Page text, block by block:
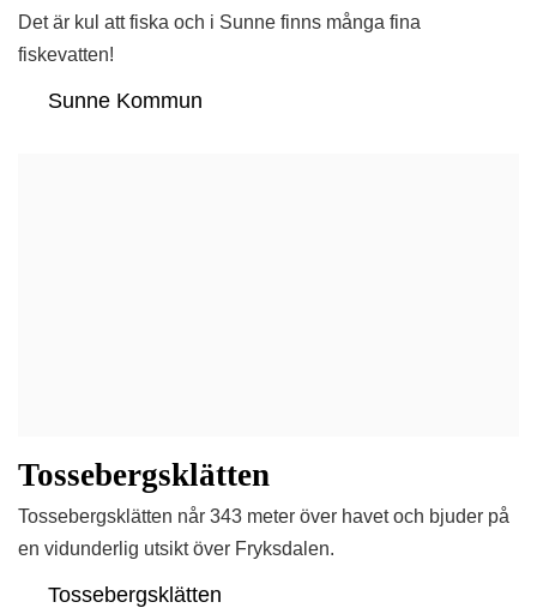
Det är kul att fiska och i Sunne finns många fina
fiskevatten!
Sunne Kommun
Tossebergsklätten
Tossebergsklätten når 343 meter över havet och bjuder på
en vidunderlig utsikt över Fryksdalen.
Tossebergsklätten